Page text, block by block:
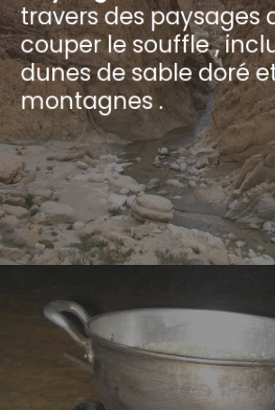
travers des paysages
couper le souffle ,
dunes de sable doré
montagnes .